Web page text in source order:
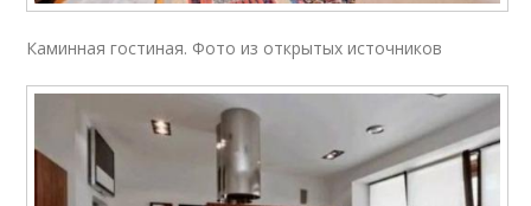
Каминная гостиная. Фото из открытых источников